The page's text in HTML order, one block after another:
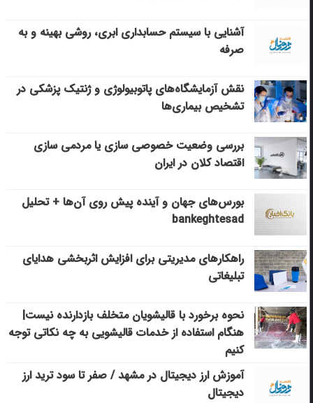
آشنایی با سیستم حسابداری ابری، روشی بهینه و به
صرفه
نقش آزمایشگاه‌های پاتوبیولوژی و ژنتیک پزشکی در
تشخیص بیماری‌ها
بررسی وضعیت خصوصی سازی یا مردمی سازی
اقتصاد کلان در ایران
بورس‌های جهان و آینده پیش روی آن‌ها + تحلیل
bankeghtesad
راهکارهای مدیریتی برای افزایش اثربخشی هدایای
تبلیغاتی
نحوه برخورد با قالیشویان متخلف بازدارنده نیست|
هنگام استفاده از خدمات قالیشویی به چه نکاتی توجه
کنیم
آموزش ارز دیجیتال در مشهد / صفر تا سود ترید ارز
دیجیتال